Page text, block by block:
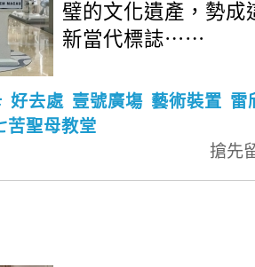
璧的文化遺產，勢成
新當代標誌⋯⋯
好去處 壹號廣塲 藝術裝置 雷
苦聖母教堂
搶先